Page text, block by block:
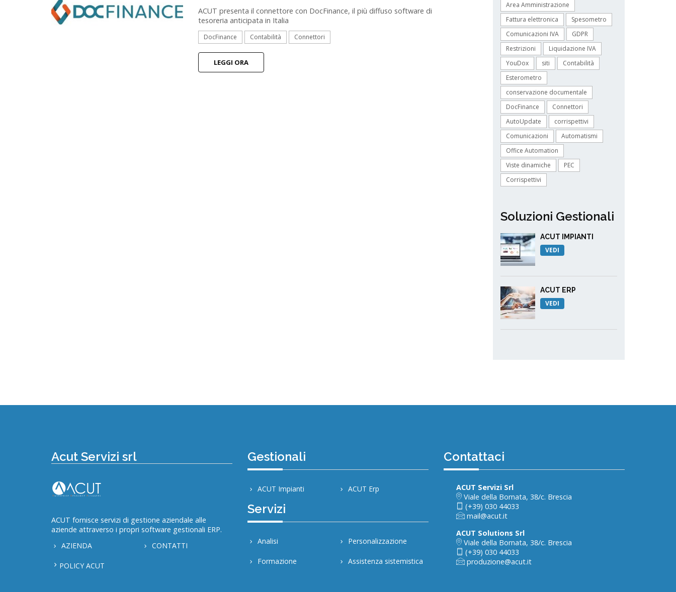
ACUT presenta il connettore con DocFinance, il più diffuso software di
tesoreria anticipata in Italia
DocFinance Contabilità Connettori
LEGGI ORA
Area Amministrazione
Fattura elettronica
Spesometro
Comunicazioni IVA
GDPR
Restrizioni
Liquidazione IVA
YouDox
siti
Contabilità
Esterometro
conservazione documentale
DocFinance
Connettori
AutoUpdate
corrispettivi
Comunicazioni
Automatismi
Office Automation
Viste dinamiche
PEC
Corrispettivi
Soluzioni Gestionali
ACUT IMPIANTI
VEDI
ACUT ERP
VEDI
Acut Servizi srl
ACUT fornisce servizi di gestione aziendale alle
aziende attraverso i propri software gestionali ERP.
AZIENDA
CONTATTI
POLICY ACUT
Gestionali
ACUT Impianti ACUT Erp
Servizi
Analisi Personalizzazione
Formazione Assistenza sistemistica
Contattaci
ACUT Servizi Srl
Viale della Bornata, 38/c. Brescia
(+39) 030 44033
mail@acut.it
ACUT Solutions Srl
Viale della Bornata, 38/c. Brescia
(+39) 030 44033
produzione@acut.it